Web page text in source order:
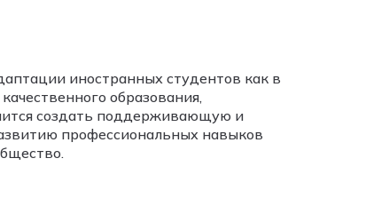
иностранных студентов как в
образования,
создать поддерживающую и
профессиональных навыков